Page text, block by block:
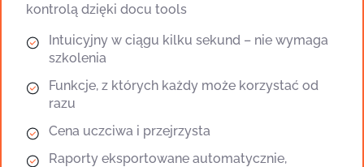
kontrolą dzięki docu tools
Intuicyjny w ciągu kilku sekund – nie wymaga
szkolenia
Funkcje, z których każdy może korzystać od
razu
Cena uczciwa i przejrzysta
Raporty eksportowane automatycznie,